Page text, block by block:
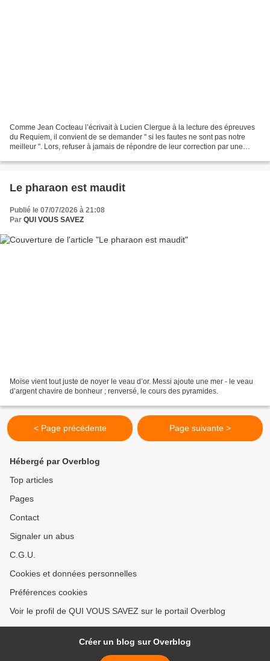
Comme Jean Cocteau l’écrivait à Lucien Clergue à la lecture des épreuves
du Requiem, il convient de se demander " si les fautes ne sont pas notre
meilleur ". Lors, refuser à jamais de répondre de leur correction par une
Le pharaon est maudit
Publié le 07/07/2026 à 21:08
Par QUI VOUS SAVEZ
Moïse vient tout juste de noyer le veau d’or. Messi ajoute une mer - le veau
d’argent chavire de bonheur ; renversé, le cours des pyramides.
< Page précédente Page suivante >
Hébergé par Overblog
Top articles
Pages
Contact
Signaler un abus
C.G.U.
Cookies et données personnelles
Préférences cookies
Voir le profil de QUI VOUS SAVEZ sur le portail Overblog
Créer un blog sur Overblog